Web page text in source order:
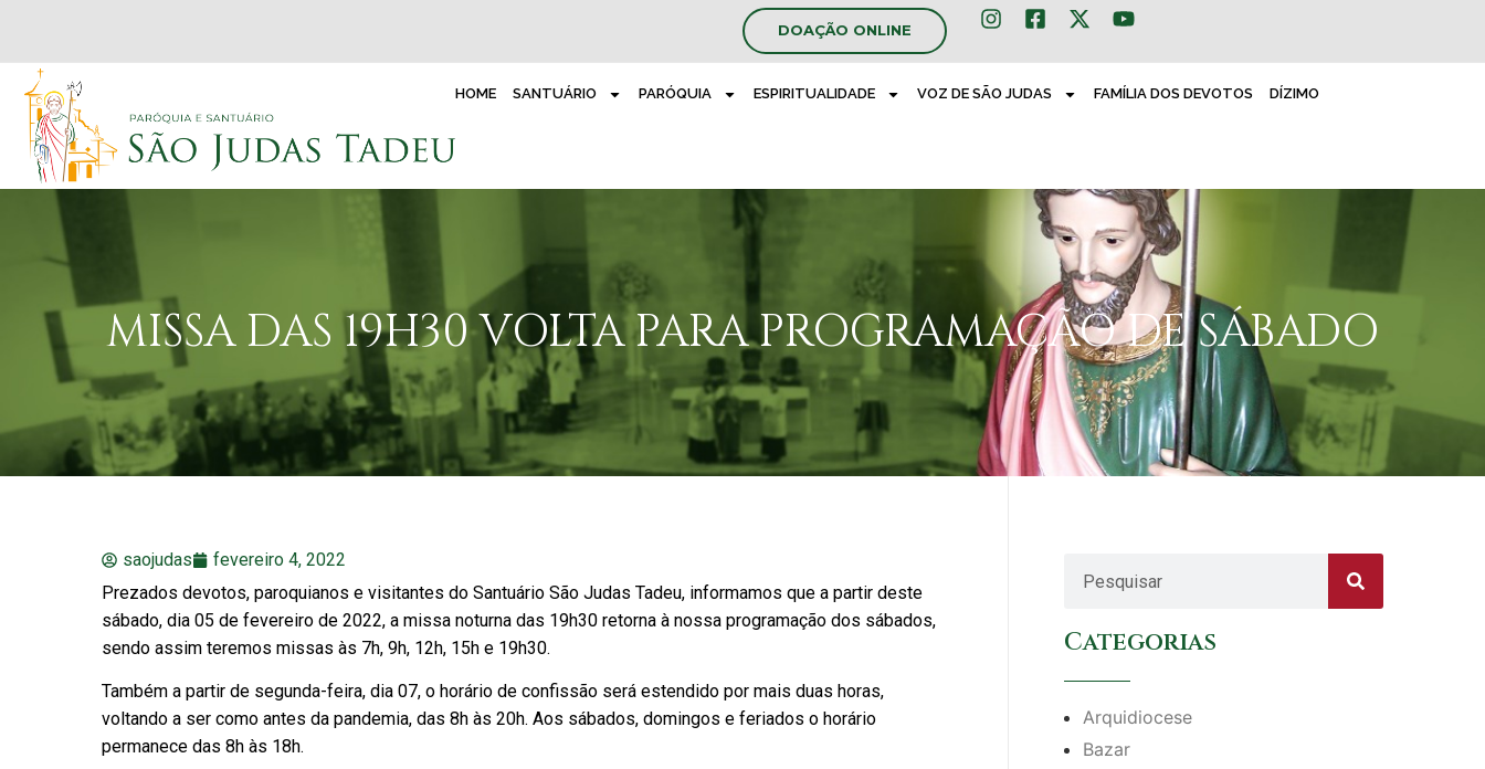
DOAÇÃO ONLINE
HOME SANTUÁRIO PARÓQUIA ESPIRITUALIDADE VOZ DE SÃO JUDAS FAMÍLIA DOS DEVOTOS DÍZIMO
MISSA DAS 19H30 VOLTA PARA PROGRAMAÇÃO DE SÁBADO
saojudas
fevereiro 4, 2022
Prezados devotos, paroquianos e visitantes do Santuário São Judas Tadeu, informamos que a partir deste
sábado, dia 05 de fevereiro de 2022, a missa noturna das 19h30 retorna à nossa programação dos sábados,
sendo assim teremos missas às 7h, 9h, 12h, 15h e 19h30.
Também a partir de segunda-feira, dia 07, o horário de confissão será estendido por mais duas horas,
voltando a ser como antes da pandemia, das 8h às 20h. Aos sábados, domingos e feriados o horário
permanece das 8h às 18h.
Categorias
Arquidiocese
Bazar